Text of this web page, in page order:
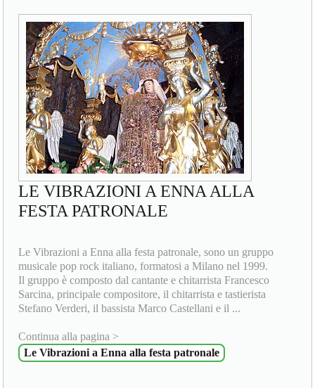
LE VIBRAZIONI A ENNA ALLA
FESTA PATRONALE
Le Vibrazioni a Enna alla festa patronale, sono un gruppo
musicale pop rock italiano, formatosi a Milano nel 1999.
Il gruppo è composto dal cantante e chitarrista Francesco
Sarcina, principale compositore, il chitarrista e tastierista
Stefano Verderi, il bassista Marco Castellani e il ...
Continua alla pagina >
Le Vibrazioni a Enna alla festa patronale